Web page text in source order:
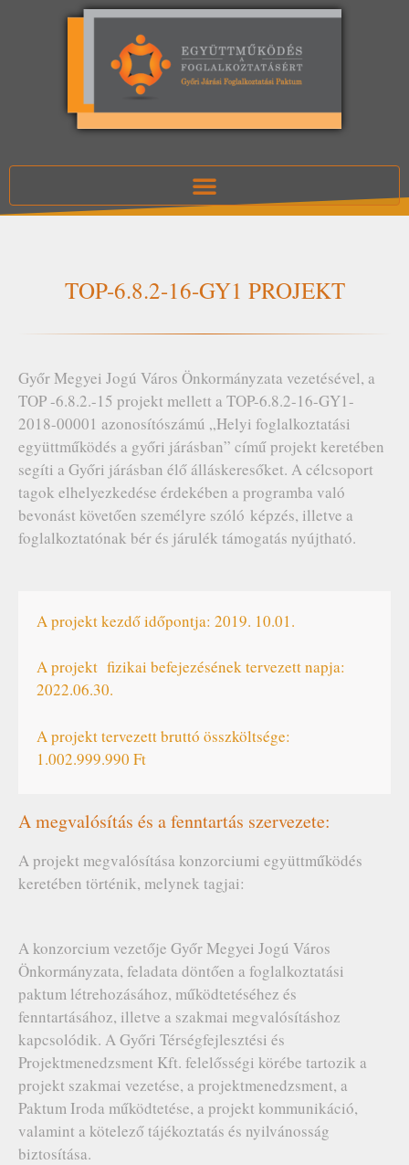
TOP-6.8.2-16-GY1 PROJEKT
Győr Megyei Jogú Város Önkormányzata vezetésével, a
TOP -6.8.2.-15 projekt mellett a TOP-6.8.2-16-GY1-
2018-00001 azonosítószámú „Helyi foglalkoztatási
együttműködés a győri járásban” című projekt keretében
segíti a Győri járásban élő álláskeresőket. A célcsoport
tagok elhelyezkedése érdekében a programba való
bevonást követően személyre szóló képzés, illetve a
foglalkoztatónak bér és járulék támogatás nyújtható.
A projekt kezdő időpontja: 2019. 10.01.
A projekt fizikai befejezésének tervezett napja:
2022.06.30.
A projekt tervezett bruttó összköltsége:
1.002.999.990 Ft
A megvalósítás és a fenntartás szervezete:
A projekt megvalósítása konzorciumi együttműködés
keretében történik, melynek tagjai:
A konzorcium vezetője Győr Megyei Jogú Város
Önkormányzata, feladata döntően a foglalkoztatási
paktum létrehozásához, működtetéséhez és
fenntartásához, illetve a szakmai megvalósításhoz
kapcsolódik. A Győri Térségfejlesztési és
Projektmenedzsment Kft. felelősségi körébe tartozik a
projekt szakmai vezetése, a projektmenedzsment, a
Paktum Iroda működtetése, a projekt kommunikáció,
valamint a kötelező tájékoztatás és nyilvánosság
biztosítása.